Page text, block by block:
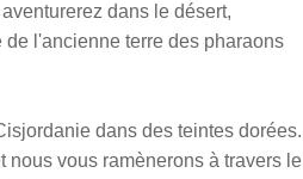
dans le désert,
l'ancienne terre des pharaons
dans des teintes dorées.
nous vous ramènerons à travers le